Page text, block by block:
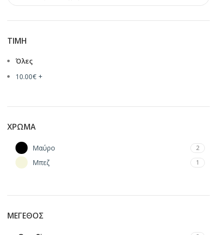
ΤΙΜΉ
Όλες
10.00€ +
ΧΡΏΜΑ
Μαύρο 2
Μπεζ 1
ΜΈΓΕΘΟΣ